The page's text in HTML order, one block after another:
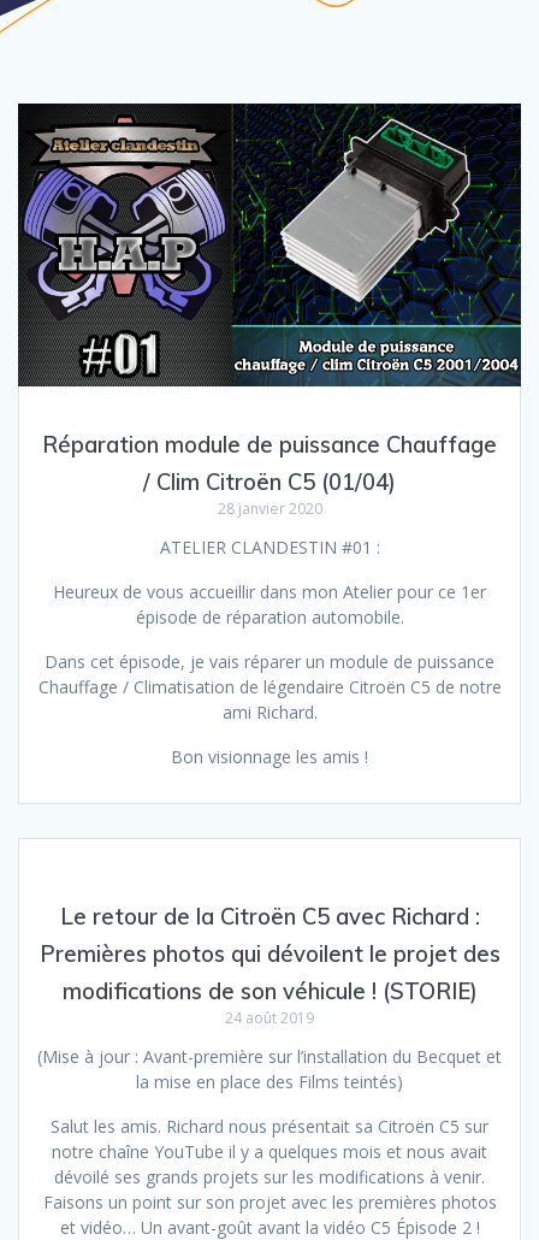
Réparation module de puissance Chauffage
/ Clim Citroën C5 (01/04)
28 janvier 2020
ATELIER CLANDESTIN #01 :
Heureux de vous accueillir dans mon Atelier pour ce 1er
épisode de réparation automobile.
Dans cet épisode, je vais réparer un module de puissance
Chauffage / Climatisation de légendaire Citroën C5 de notre
ami Richard.
Bon visionnage les amis !
Le retour de la Citroën C5 avec Richard :
Premières photos qui dévoilent le projet des
modifications de son véhicule ! (STORIE)
24 août 2019
(Mise à jour : Avant-première sur l’installation du Becquet et
la mise en place des Films teintés)
Salut les amis. Richard nous présentait sa Citroën C5 sur
notre chaîne YouTube il y a quelques mois et nous avait
dévoilé ses grands projets sur les modifications à venir.
Faisons un point sur son projet avec les premières photos
et vidéo… Un avant-goût avant la vidéo C5 Épisode 2 !